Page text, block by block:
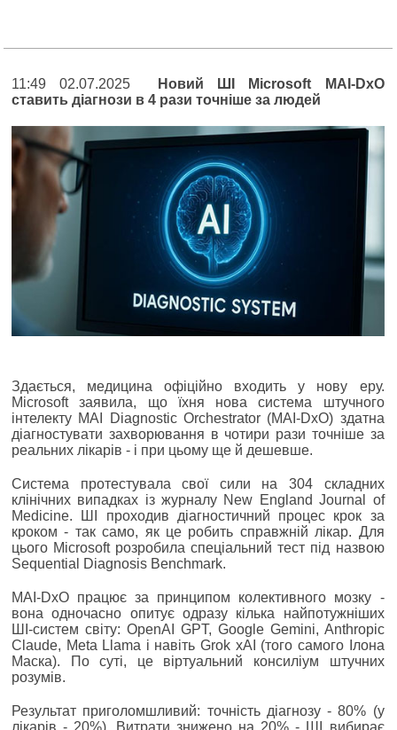
11:49 02.07.2025
Новий ШІ Microsoft MAI-DxO
ставить діагнози в 4 рази точніше за людей
Здається, медицина офіційно входить у нову еру.
Microsoft заявила, що їхня нова система штучного
інтелекту MAI Diagnostic Orchestrator (MAI-DxO) здатна
діагностувати захворювання в чотири рази точніше за
реальних лікарів - і при цьому ще й дешевше.
Система протестувала свої сили на 304 складних
клінічних випадках із журналу New England Journal of
Medicine. ШІ проходив діагностичний процес крок за
кроком - так само, як це робить справжній лікар. Для
цього Microsoft розробила спеціальний тест під назвою
Sequential Diagnosis Benchmark.
MAI-DxO працює за принципом колективного мозку -
вона одночасно опитує одразу кілька найпотужніших
ШІ-систем світу: OpenAI GPT, Google Gemini, Anthropic
Claude, Meta Llama і навіть Grok xAI (того самого Ілона
Маска). По суті, це віртуальний консиліум штучних
розумів.
Результат приголомшливий: точність діагнозу - 80% (у
лікарів - 20%). Витрати знижено на 20% - ШІ вибирає